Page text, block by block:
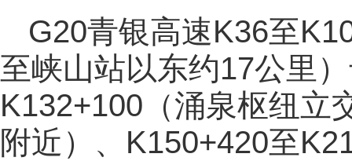
G20青银高速K36至
至峡山站以东约17公里
K132+100（涌泉枢纽立
附近）、K150+420至